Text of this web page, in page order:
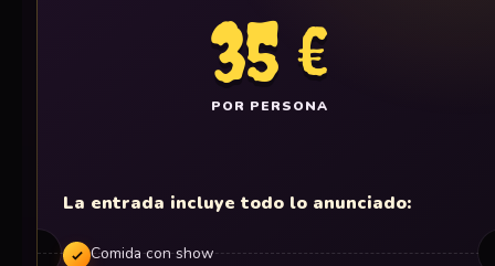
35 €
POR PERSONA
La entrada incluye todo lo anunciado:
Comida con show